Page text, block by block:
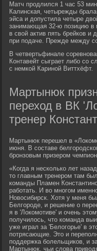
Матч продлился 1 час 53
Калинская, четырежды
эйса и допустила четыре
занимающая 32-ю позицию в
в свой актив пять брейков и
при подаче. Прежде между
В четвертьфинале
Контавейт сыграет либо со
с немкой Кариной Виттхёфт.
Мартынюк
переход в ВК
тренер
Мартынюк перешел в
июня. В составе
бронзовым призером
«Когда я несколько лет
то главным тренером там
команды Пламен
работать. И во многом
Новосибирск. Хотя у меня
Белгороде, и решение о
я в 'Локомотиве' и очень
получилось, что команда
уже играл за 'Белогорье' в
потрясающие. Это и
поддержка болельщиков, и
Мартынюк, чьи слова